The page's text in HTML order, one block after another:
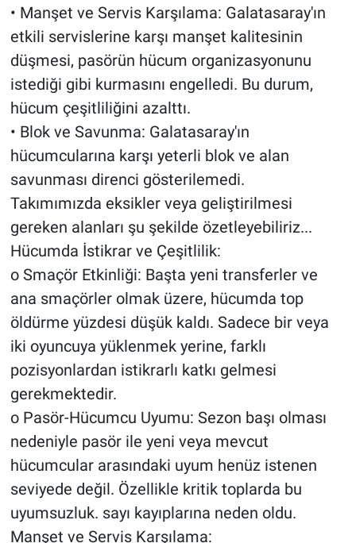
• Manşet ve Servis Karşılama: Galatasaray'ın
etkili servislerine karşı manşet kalitesinin
düşmesi, pasörün hücum organizasyonunu
istediği gibi kurmasını engelledi. Bu durum,
hücum çeşitliliğini azalttı.
• Blok ve Savunma: Galatasaray'ın
hücumcularına karşı yeterli blok ve alan
savunması direnci gösterilemedi.
Takımımızda eksikler veya geliştirilmesi
gereken alanları şu şekilde özetleyebiliriz...
Hücumda İstikrar ve Çeşitlilik:
o Smaçör Etkinliği: Başta yeni transferler ve
ana smaçörler olmak üzere, hücumda top
öldürme yüzdesi düşük kaldı. Sadece bir veya
iki oyuncuya yüklenmek yerine, farklı
pozisyonlardan istikrarlı katkı gelmesi
gerekmektedir.
o Pasör-Hücumcu Uyumu: Sezon başı olması
nedeniyle pasör ile yeni veya mevcut
hücumcular arasındaki uyum henüz istenen
seviyede değil. Özellikle kritik toplarda bu
uyumsuzluk. sayı kayıplarına neden oldu.
Manşet ve Servis Karşılama: